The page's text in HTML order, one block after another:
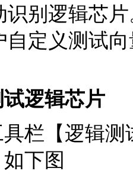
识别逻辑芯
自定义测试
逻辑芯片
具栏【逻辑
下图